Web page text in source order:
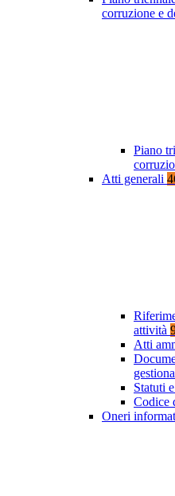
corruzione e
Piano
Atti generali
attività
Atti
Statuti
Codice
Oneri